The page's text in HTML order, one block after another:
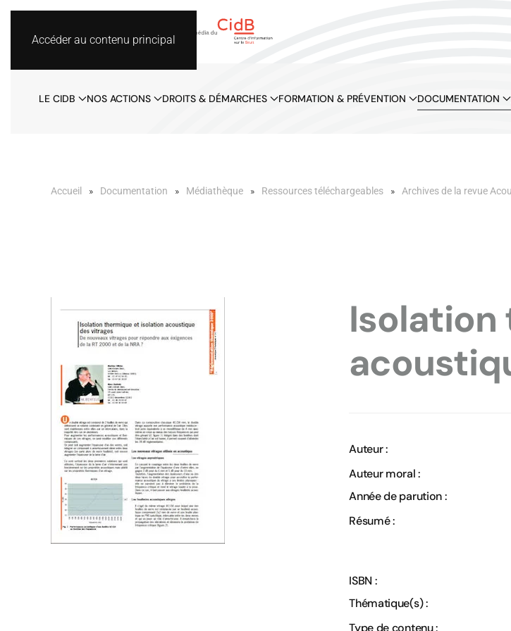
Accéder au contenu principal
LE CIDB NOS ACTIONS DROITS & DÉMARCHES FORMATION & PRÉVENTION DOCUMENTATION
Accueil Documentation Médiathèque Ressources téléchargeables Archives de la revue
Isolation
Auteur :
Auteur moral :
Année de parution :
Résumé :
ISBN :
Thématique(s) :
Type de contenu :